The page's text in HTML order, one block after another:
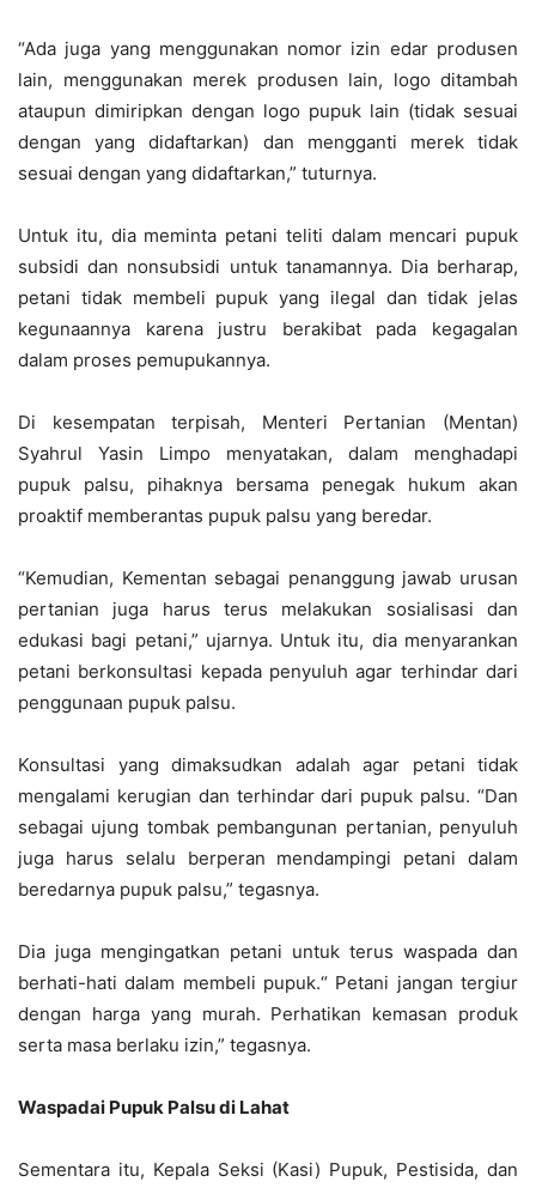
“Ada juga yang menggunakan nomor izin edar produsen
lain, menggunakan merek produsen lain, logo ditambah
ataupun dimiripkan dengan logo pupuk lain (tidak sesuai
dengan yang didaftarkan) dan mengganti merek tidak
sesuai dengan yang didaftarkan,” tuturnya.
Untuk itu, dia meminta petani teliti dalam mencari pupuk
subsidi dan nonsubsidi untuk tanamannya. Dia berharap,
petani tidak membeli pupuk yang ilegal dan tidak jelas
kegunaannya karena justru berakibat pada kegagalan
dalam proses pemupukannya.
Di kesempatan terpisah, Menteri Pertanian (Mentan)
Syahrul Yasin Limpo menyatakan, dalam menghadapi
pupuk palsu, pihaknya bersama penegak hukum akan
proaktif memberantas pupuk palsu yang beredar.
“Kemudian, Kementan sebagai penanggung jawab urusan
pertanian juga harus terus melakukan sosialisasi dan
edukasi bagi petani,” ujarnya. Untuk itu, dia menyarankan
petani berkonsultasi kepada penyuluh agar terhindar dari
penggunaan pupuk palsu.
Konsultasi yang dimaksudkan adalah agar petani tidak
mengalami kerugian dan terhindar dari pupuk palsu. “Dan
sebagai ujung tombak pembangunan pertanian, penyuluh
juga harus selalu berperan mendampingi petani dalam
beredarnya pupuk palsu,” tegasnya.
Dia juga mengingatkan petani untuk terus waspada dan
berhati-hati dalam membeli pupuk.“ Petani jangan tergiur
dengan harga yang murah. Perhatikan kemasan produk
serta masa berlaku izin,” tegasnya.
Waspadai Pupuk Palsu di Lahat
Sementara itu, Kepala Seksi (Kasi) Pupuk, Pestisida, dan